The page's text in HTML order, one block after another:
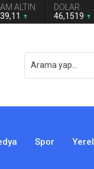
ALTIN
DOLAR
46,1519
Spor Yerel